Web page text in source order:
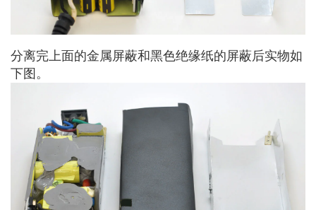
分离完上面的金属屏蔽和黑色绝缘纸的屏蔽后实物如
下图。